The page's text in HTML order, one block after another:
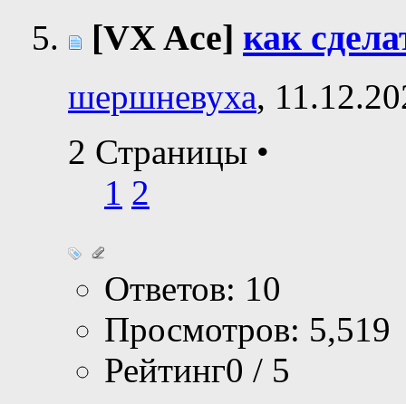
[VX Ace] как
шершневуха,
2 Страницы •
1 2
Ответов: 10
Просмотров: 5,519
Рейтинг0 / 5